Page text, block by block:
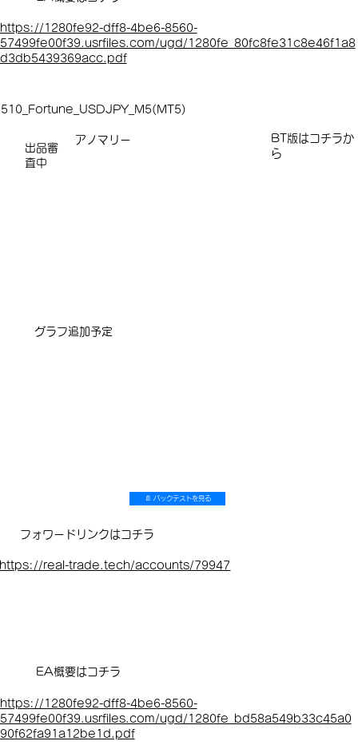
https://1280fe92-dff8-4be6-8560-
57499fe00f39.usrfiles.com/ugd/1280fe_80fc8fe31c8e46f1a8
d3db5439369acc.pdf
フォワードリンクはコチラ
https://real-trade.tech/accounts/79947
アノマリー
EA概要はコチラ
https://1280fe92-dff8-4be6-8560-
57499fe00f39.usrfiles.com/ugd/1280fe_bd58a549b33c45a0
90f62fa91a12be1d.pdf
​​​BT版はコチラか
ら
出品審
査中
📄 バックテストを見る
510_Fortune_USDJPY_M5(MT5)
​グラフ追加予定